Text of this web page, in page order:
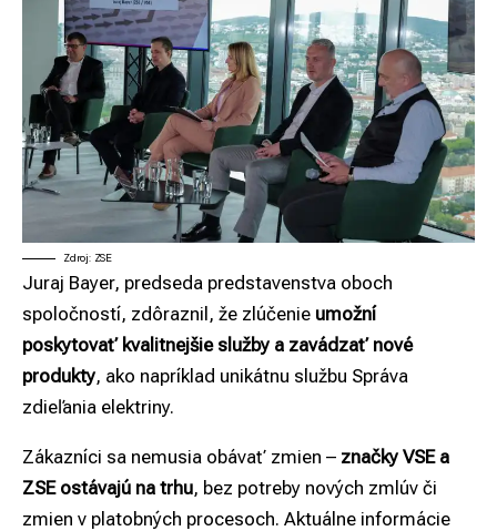
Zdroj: ZSE
Juraj Bayer, predseda predstavenstva oboch
spoločností, zdôraznil, že zlúčenie umožní
poskytovať kvalitnejšie služby a zavádzať nové
produkty, ako napríklad unikátnu službu Správa
zdieľania elektriny.
Zákazníci sa nemusia obávať zmien – značky VSE a
ZSE ostávajú na trhu, bez potreby nových zmlúv či
zmien v platobných procesoch. Aktuálne informácie